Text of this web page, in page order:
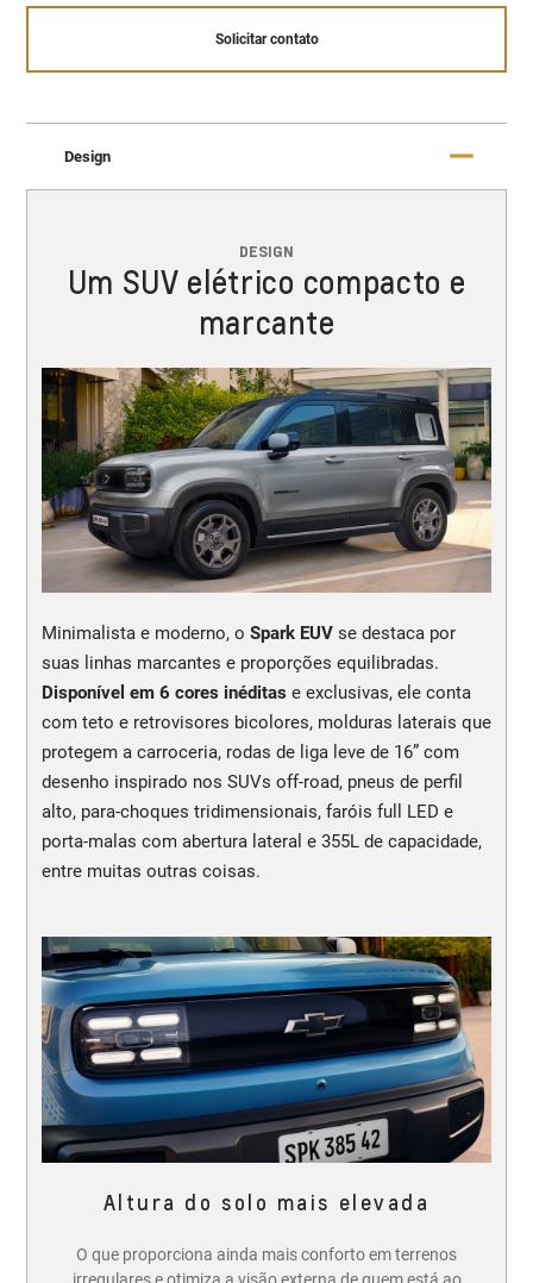
Solicitar contato
Design
DESIGN
Um SUV elétrico compacto e
marcante
Minimalista e moderno, o Spark EUVse destaca por
suas linhas marcantes e proporções equilibradas.
Disponível em 6 cores inéditas e exclusivas, ele conta
com teto e retrovisores bicolores, molduras laterais que
protegem a carroceria, rodas de liga leve de 16” com
desenho inspirado nos SUVs off-road, pneus de perfil
alto, para-choques tridimensionais, faróis full LED e
porta-malas com abertura lateral e 355L de capacidade,
entre muitas outras coisas.
Altura do solo mais elevada
O que proporciona ainda mais conforto em terrenos